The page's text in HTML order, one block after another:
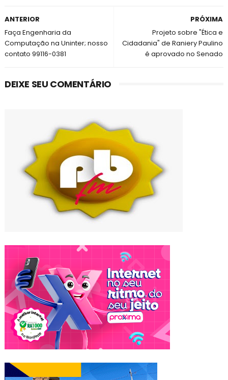
PRÓXIMA
Projeto sobre "Ética e
Cidadania" de Raniery Paulino
é aprovado no Senado
ANTERIOR
Faça Engenharia da
Computação na Uninter; nosso
contato 99116-0381
DEIXE SEU COMENTÁRIO